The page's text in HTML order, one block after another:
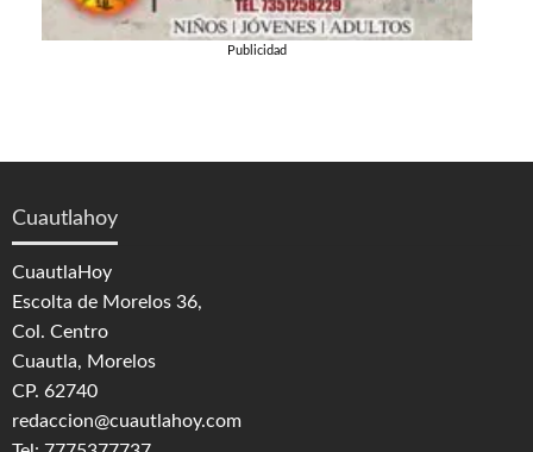
Publicidad
Cuautlahoy
CuautlaHoy
Escolta de Morelos 36,
Col. Centro
Cuautla, Morelos
CP. 62740
redaccion@cuautlahoy.com